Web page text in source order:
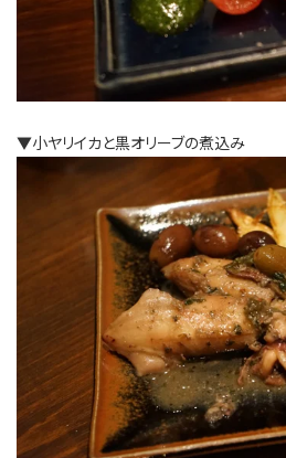
▼小ヤリイカと黒オリーブの煮込み